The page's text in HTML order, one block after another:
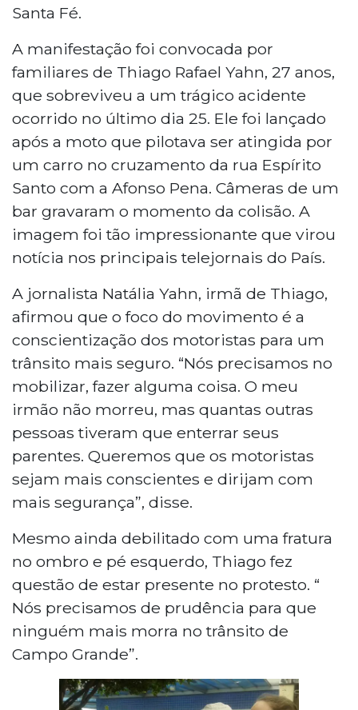
Santa Fé.
A manifestação foi convocada por
familiares de Thiago Rafael Yahn, 27 anos,
que sobreviveu a um trágico acidente
ocorrido no último dia 25. Ele foi lançado
após a moto que pilotava ser atingida por
um carro no cruzamento da rua Espírito
Santo com a Afonso Pena. Câmeras de um
bar gravaram o momento da colisão. A
imagem foi tão impressionante que virou
notícia nos principais telejornais do País.
A jornalista Natália Yahn, irmã de Thiago,
afirmou que o foco do movimento é a
conscientização dos motoristas para um
trânsito mais seguro. “Nós precisamos no
mobilizar, fazer alguma coisa. O meu
irmão não morreu, mas quantas outras
pessoas tiveram que enterrar seus
parentes. Queremos que os motoristas
sejam mais conscientes e dirijam com
mais segurança”, disse.
Mesmo ainda debilitado com uma fratura
no ombro e pé esquerdo, Thiago fez
questão de estar presente no protesto. “
Nós precisamos de prudência para que
ninguém mais morra no trânsito de
Campo Grande”.